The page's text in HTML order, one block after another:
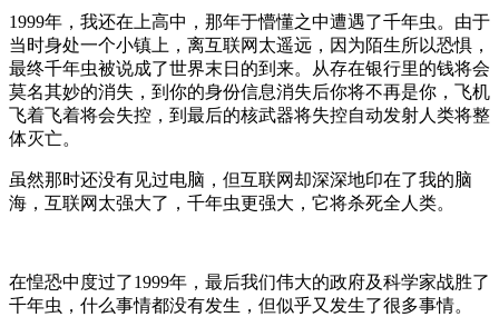
1999年，我还在上高中，那年于懵懂之中遭遇了千年虫。由于
当时身处一个小镇上，离互联网太遥远，因为陌生所以恐惧，
最终千年虫被说成了世界末日的到来。从存在银行里的钱将会
莫名其妙的消失，到你的身份信息消失后你将不再是你，飞机
飞着飞着将会失控，到最后的核武器将失控自动发射人类将整
体灭亡。
虽然那时还没有见过电脑，但互联网却深深地印在了我的脑
海，互联网太强大了，千年虫更强大，它将杀死全人类。
在惶恐中度过了1999年，最后我们伟大的政府及科学家战胜了
千年虫，什么事情都没有发生，但似乎又发生了很多事情。